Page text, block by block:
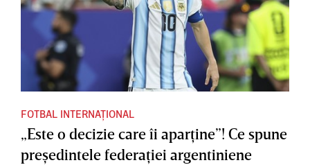
FOTBAL INTERNAȚIONAL
„Este o decizie care îi aparţine”! Ce spune
preşedintele federaţiei argentiniene